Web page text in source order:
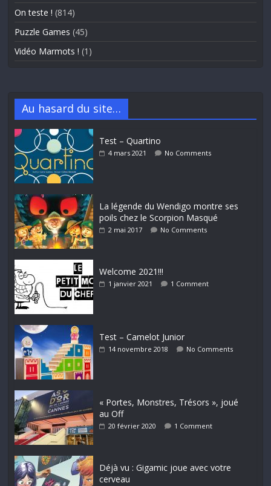
On teste ! (814)
Puzzle Games (45)
Vidéo Marmots ! (1)
Au hasard du site…
Test – Quartino
4 mars 2021 No Comments
La légende du Wendigo montre ses
poils chez le Scorpion Masqué
2 mai 2017 No Comments
Welcome 2021!!!
1 janvier 2021 1 Comment
Test – Camelot Junior
14 novembre 2018 No Comments
« Portes, Monstres, Trésors », joué
au Off
20 février 2020 1 Comment
Déjà vu : Gigamic joue avec votre
cerveau